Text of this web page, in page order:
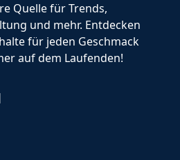
Quelle für Trends,
und mehr. Entdecken
für jeden Geschmack
auf dem Laufenden!